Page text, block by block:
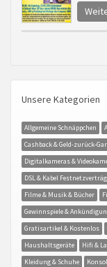
Unsere Kategorien
Allgemeine Schnäppchen
Cashback & Geld-zurück-
Digitalkameras &
DSL & Kabel
Filme & Musik & Bücher
Gewinnspiele &
Gratisartikel & Kostenlos
Haushaltsgeräte
Hifi &
Kleidung & Schuhe